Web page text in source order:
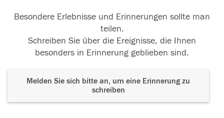
Besondere Erlebnisse und Erinnerungen sollte man
teilen.
Schreiben Sie über die Ereignisse, die Ihnen
besonders in Erinnerung geblieben sind.
Melden Sie sich bitte an, um eine Erinnerung zu
schreiben